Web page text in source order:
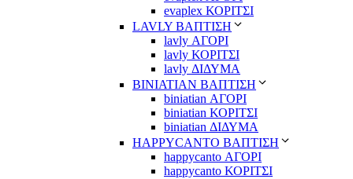
evaplex ΚΟΡΙΤΣΙ
LAVLY ΒΑΠΤΙΣΗ
lavly ΑΓΟΡΙ
lavly ΚΟΡΙΤΣΙ
lavly ΔΙΔΥΜΑ
ΒΙΝΙΑΤΙΑΝ ΒΑΠΤΙΣΗ
biniatian ΑΓΟΡΙ
biniatian ΚΟΡΙΤΣΙ
biniatian ΔΙΔΥΜΑ
HAPPYCANTO ΒΑΠΤΙΣΗ
happycanto ΑΓΟΡΙ
happycanto ΚΟΡΙΤΣΙ